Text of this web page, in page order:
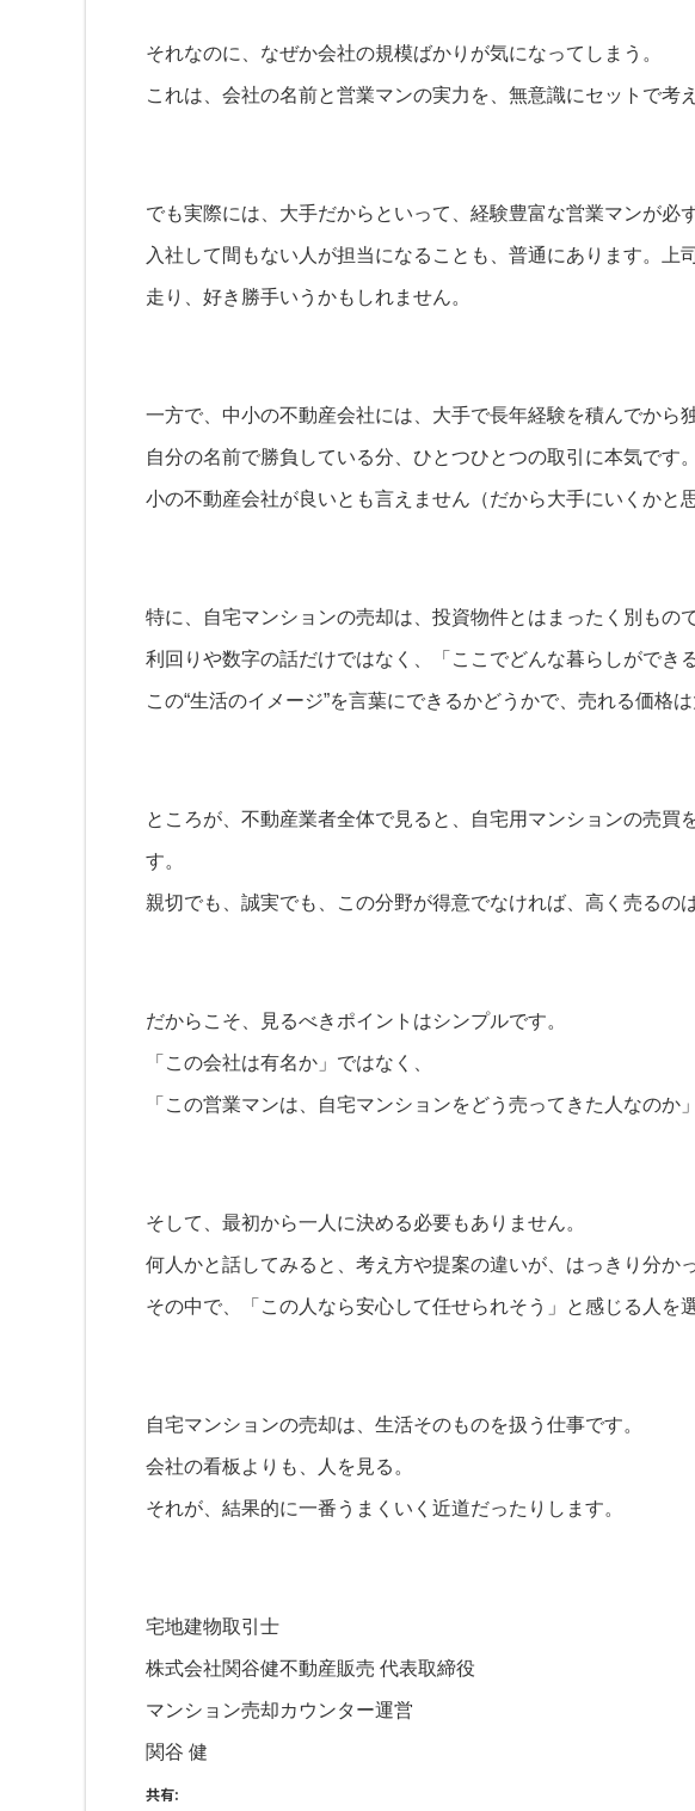
それなのに、なぜか会社の規模ばかりが気になってしまう。
これは、会社の名前と営業マンの実力を、無意識にセットで考
でも実際には、大手だからといって、経験豊富な営業マンが必
入社して間もない人が担当になることも、普通にあります。上
走り、好き勝手いうかもしれません。
一方で、中小の不動産会社には、大手で長年経験を積んでから
自分の名前で勝負している分、ひとつひとつの取引に本気です
小の不動産会社が良いとも言えません（だから大手にいくかと
特に、自宅マンションの売却は、投資物件とはまったく別もので
利回りや数字の話だけではなく、「ここでどんな暮らしができ
この“生活のイメージ”を言葉にできるかどうかで、売れる価格は
ところが、不動産業者全体で見ると、自宅用マンションの売買
す。
親切でも、誠実でも、この分野が得意でなければ、高く売るの
だからこそ、見るべきポイントはシンプルです。
「この会社は有名か」ではなく、
「この営業マンは、自宅マンションをどう売ってきた人なのか」
そして、最初から一人に決める必要もありません。
何人かと話してみると、考え方や提案の違いが、はっきり分か
その中で、「この人なら安心して任せられそう」と感じる人を
自宅マンションの売却は、生活そのものを扱う仕事です。
会社の看板よりも、人を見る。
それが、結果的に一番うまくいく近道だったりします。
宅地建物取引士
株式会社関谷健不動産販売 代表取締役
マンション売却カウンター運営
関谷 健
共有: